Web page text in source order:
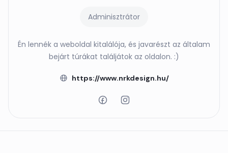
Adminisztrátor
Én lennék a weboldal kitalálója, és javarészt az általam
bejárt túrákat találjátok az oldalon. :)
https://www.nrkdesign.hu/